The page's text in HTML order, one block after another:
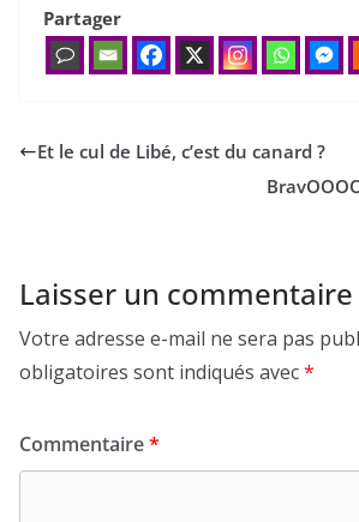
Partager
Et le cul de Libé, c’est du canard ?
Laisser un commentaire
Votre adresse e-mail ne sera pas
obligatoires sont indiqués avec*
Commentaire*